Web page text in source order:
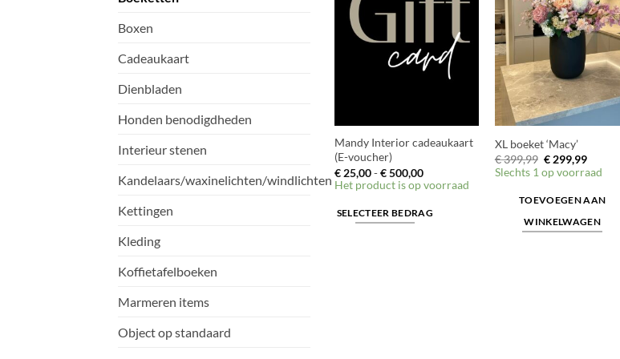
Boxen
Cadeaukaart
Dienbladen
Honden benodigdheden
Interieur stenen
Kandelaars/waxinelichten/windlichten
Kettingen
Kleding
Koffietafelboeken
Marmeren items
Object op standaard
Mandy Interior cadeaukaart
(E-voucher)
€25,00-€500,00Prijsklasse:
€ 25,00
Het product is op voorraad
SELECTEER BEDRAG
XL boeket ‘Macy’
€399,99 Oorspronkelijke
prijs
was:
€299,99Huidige
prijs
Slechts 1 op voorraad
TOEVOEGEN AAN
WINKELWAGEN